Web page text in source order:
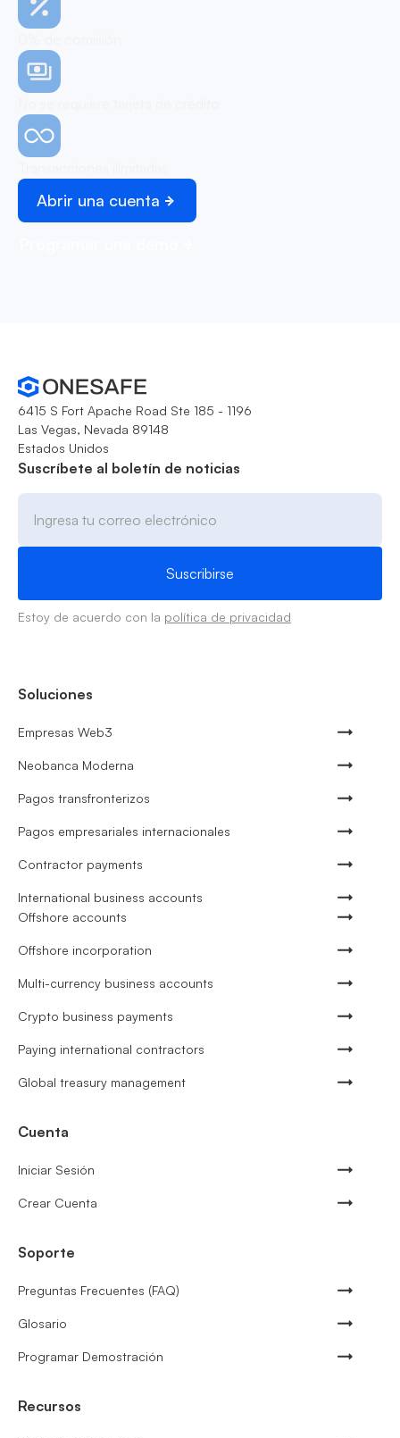
Abrir una cuenta
6415 S Fort Apache Road Ste 185 - 1196
Las Vegas, Nevada 89148
Estados Unidos
Suscríbete al boletín de noticias
Estoy de acuerdo con la política de privacidad
Soluciones
Empresas Web3
Neobanca Moderna
Pagos transfronterizos
Pagos empresariales internacionales
Contractor payments
International business accounts
Offshore accounts
Offshore incorporation
Multi-currency business accounts
Crypto business payments
Paying international contractors
Global treasury management
Cuenta
Iniciar Sesión
Crear Cuenta
Soporte
Preguntas Frecuentes (FAQ)
Glosario
Programar Demostración
Recursos